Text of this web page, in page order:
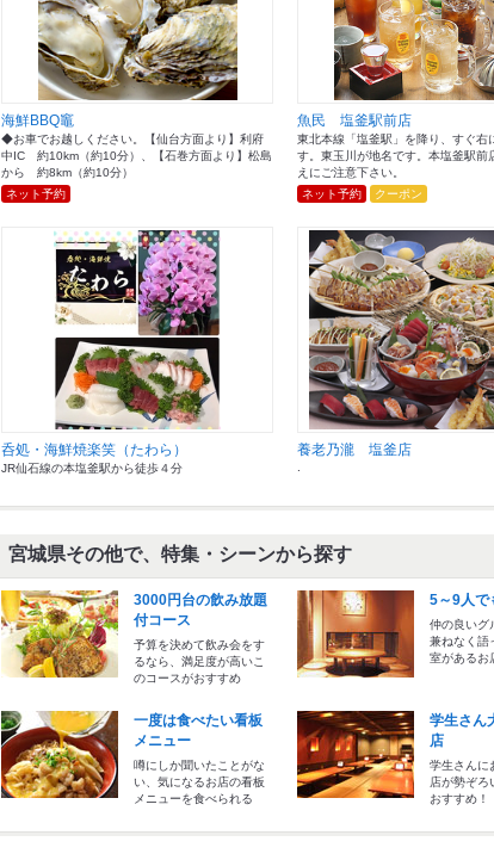
海鮮BBQ竈
◆お車でお越しください。【仙台方面より】利府
中IC 約10km（約10分）、【石巻方面より】松島
から 約8km（約10分）
ネット予約
魚民 塩釜駅前店
東北本線「塩釜駅」を降り、すぐ右
す。東玉川が地名です。本塩釜駅前
えにご注意下さい。
ネット予約
クーポン
呑処・海鮮焼楽笑（たわら）
JR仙石線の本塩釜駅から徒歩４分
養老乃瀧 塩釜店
宮城県その他で、特集・シーンから探す
3000円台の飲み放題
付コース
予算を決めて飲み会をす
るなら、満足度が高いこ
のコースがおすすめ
5～9人で
仲の良いグ
兼ねなく語
室があるお
一度は食べたい看板
メニュー
噂にしか聞いたことがな
い、気になるお店の看板
メニューを食べられる
学生さん
店
学生さんに
店が勢ぞろ
おすすめ！